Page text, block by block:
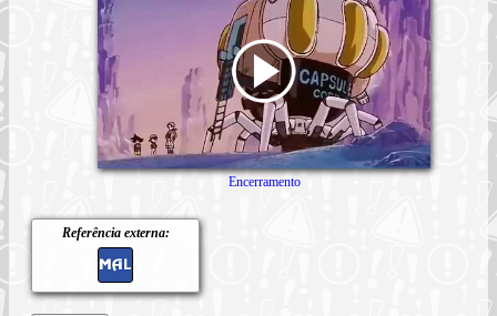
Referência externa:
Encerramento